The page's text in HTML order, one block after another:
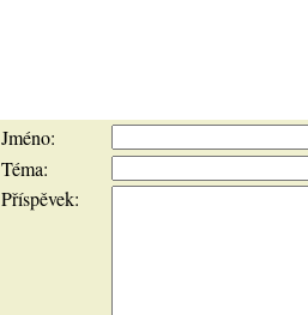
Jméno:
Téma:
Příspěvek: